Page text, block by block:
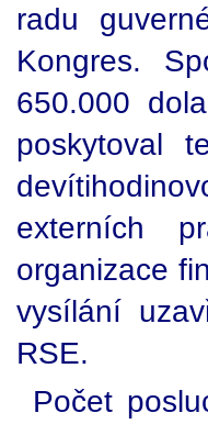
radu
Kongres.
650.000
poskytoval
externích
organizace
vysílání
RSE.
Počet